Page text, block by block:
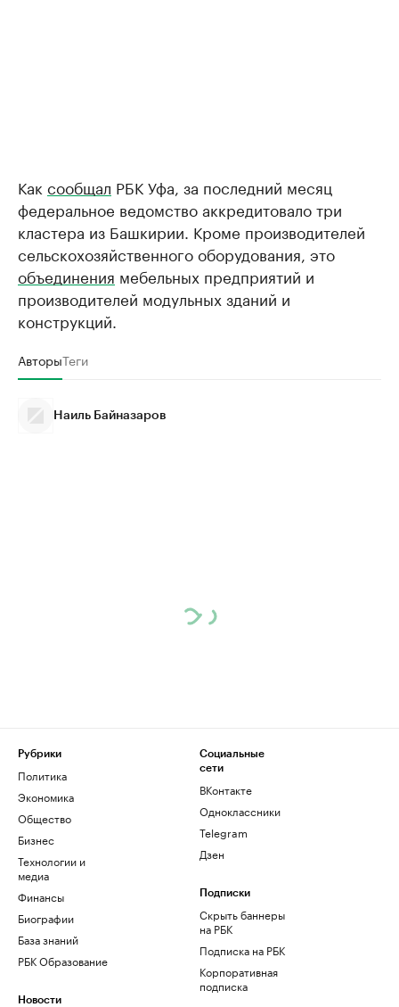
Как сообщал РБК Уфа, за последний месяц
федеральное ведомство аккредитовало три
кластера из Башкирии. Кроме производителей
сельскохозяйственного оборудования, это
объединения мебельных предприятий и
производителей модульных зданий и
конструкций.
АвторыТеги
Наиль Байназаров
Рубрики
Политика
Экономика
Общество
Бизнес
Технологии и
медиа
Финансы
Биографии
База знаний
РБК Образование
Новости
Социальные
сети
ВКонтакте
Одноклассники
Telegram
Дзен
Подписки
Скрыть баннеры
на РБК
Подписка на РБК
Корпоративная
подписка